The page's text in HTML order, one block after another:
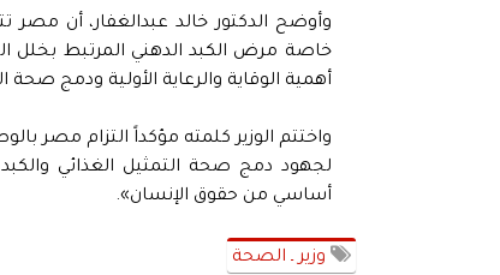
وأوضح الدكتور خالد عبدالغفار، أن مصر
أهمية الوقاية والرعاية الأولية ودمج صحة
لجهود دمج صحة التمثيل الغذائي
أساسي من حقوق الإنسان».
وزير ـ الصحة